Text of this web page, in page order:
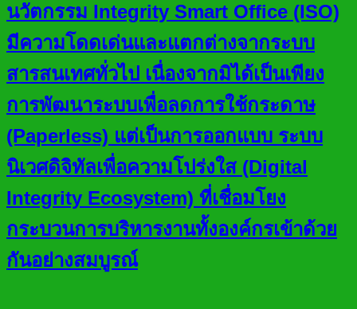
นวัตกรรม Integrity Smart Office (ISO)
มีความโดดเด่นและแตกต่างจากระบบ
สารสนเทศทั่วไป เนื่องจากมิได้เป็นเพียง
การพัฒนาระบบเพื่อลดการใช้กระดาษ
(Paperless) แต่เป็นการออกแบบ ระบบ
นิเวศดิจิทัลเพื่อความโปร่งใส (Digital
Integrity Ecosystem) ที่เชื่อมโยง
กระบวนการบริหารงานทั้งองค์กรเข้าด้วย
กันอย่างสมบูรณ์